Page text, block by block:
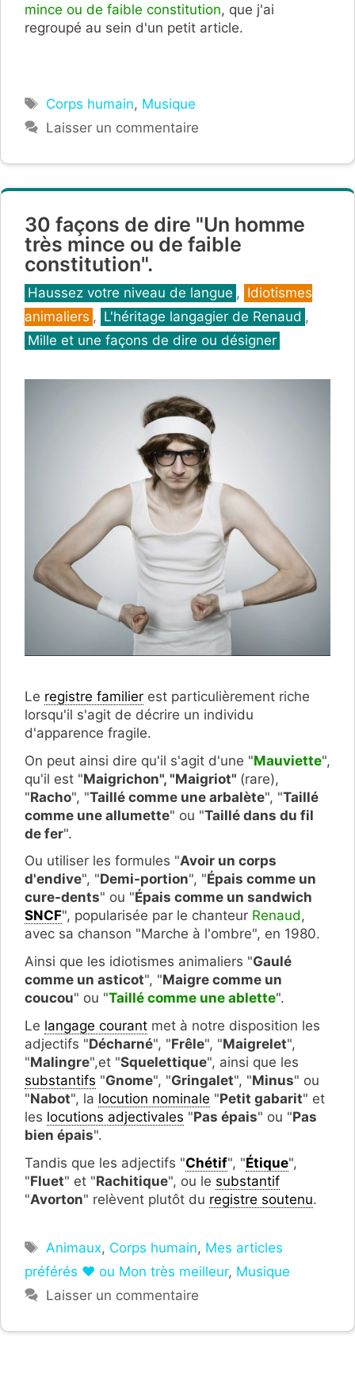
mince ou de faible constitution, que j'ai
regroupé au sein d'un petit article.
Étiquettes
Corps humain, Musique
Laisser un commentaire
30 façons de dire "Un homme
très mince ou de faible
constitution".
Catégories
Haussez votre niveau de langue , Idiotismes
animaliers , L'héritage langagier de Renaud ,
Mille et une façons de dire ou désigner
Le registre familier est particulièrement riche
lorsqu'il s'agit de décrire un individu
d'apparence fragile.
On peut ainsi dire qu'il s'agit d'une "Mauviette",
qu'il est "Maigrichon", "Maigriot" (rare),
"Racho", "Taillé comme une arbalète", "Taillé
comme une allumette" ou "Taillé dans du fil
de fer".
Ou utiliser les formules "Avoir un corps
d'endive", "Demi-portion", "Épais comme un
cure-dents" ou "Épais comme un sandwich
SNCF", popularisée par le chanteur Renaud,
avec sa chanson "Marche à l'ombre", en 1980.
Ainsi que les idiotismes animaliers "Gaulé
comme un asticot", "Maigre comme un
coucou" ou "Taillé comme une ablette".
Le langage courant met à notre disposition les
adjectifs "Décharné", "Frêle", "Maigrelet",
"Malingre",et "Squelettique", ainsi que les
substantifs "Gnome", "Gringalet", "Minus" ou
"Nabot", la locution nominale "Petit gabarit" et
les locutions adjectivales "Pas épais" ou "Pas
bien épais".
Tandis que les adjectifs "Chétif", "Étique",
"Fluet" et "Rachitique", ou le substantif
"Avorton" relèvent plutôt du registre soutenu.
Étiquettes
Animaux, Corps humain, Mes articles
préférés ❤ ou Mon très meilleur, Musique
Laisser un commentaire